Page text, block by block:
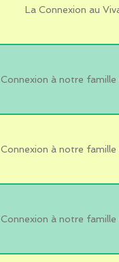
La Connexion au
Connexion à notre famille
Connexion à notre famille
Connexion à notre famille